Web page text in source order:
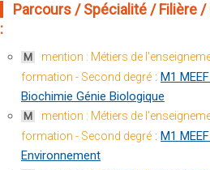
Mécanique (Département composante)
Fermer
Emploi du temps
Stage et emploi
Portefeuille d'Expériences et
de Compétences
Fermer
Parcours / Spécialité / Filière
:
M
mention : Métiers de
formation - Second degré : M1
Biochimie Génie Biologique
M
mention : Métiers de
formation - Second degré : M1
Environnement